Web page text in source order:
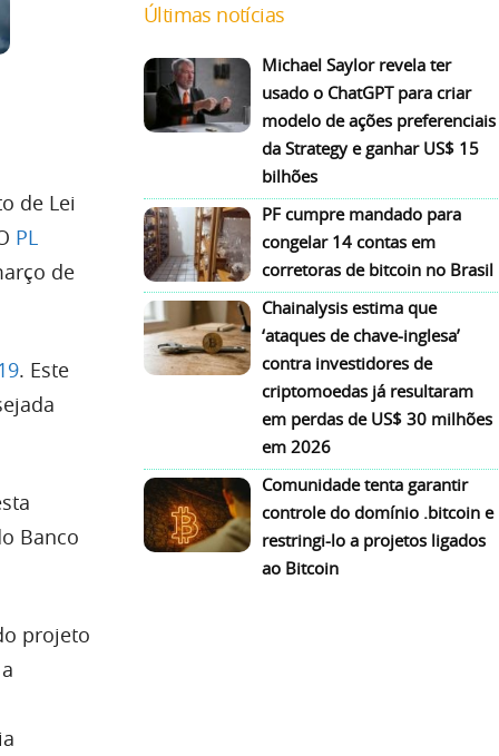
de Lei
PL
de
. Este
Banco
projeto
Últimas notícias
Michael Saylor revela ter
usado o ChatGPT para criar
modelo de ações preferenciais
da Strategy e ganhar US$ 15
bilhões
PF cumpre mandado para
congelar 14 contas em
corretoras de bitcoin no Brasil
Chainalysis estima que
‘ataques de chave-inglesa’
contra investidores de
criptomoedas já resultaram
em perdas de US$ 30 milhões
em 2026
Comunidade tenta garantir
controle do domínio .bitcoin e
restringi-lo a projetos ligados
ao Bitcoin